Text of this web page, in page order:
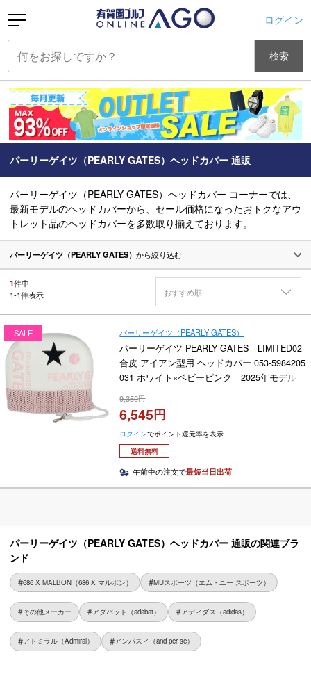
ログイン
検索
パーリーゲイツ（PEARLY GATES）ヘッドカバー 通販
パーリーゲイツ（PEARLY GATES）ヘッドカバー コーナーでは、
最新モデルのヘッドカバーから、セール価格になったおトクなアウ
トレット品のヘッドカバーを多数取り揃えております。
パーリーゲイツ（PEARLY GATES） から絞り込む
1件中
1-1件表示 おすすめ順
SALE パーリーゲイツ（PEARLY GATES）
パーリーゲイツ PEARLY GATES LIMITED02
合皮 アイアン型用 ヘッドカバー 053-5984205
031 ホワイト×ベビーピンク 2025年モデル
9,350
6,545
ログインでポイント還元率を表示
送料無料
午前中の注文で最短当日出荷
パーリーゲイツ（PEARLY GATES）ヘッドカバー 通販の関連ブラ
ンド
686 X MALBON（686 X マルボン） MUスポーツ（エム・ユー スポーツ）
その他メーカー アダバット（adabat） アディダス（adidas）
アドミラル（Admiral） アンパスィ（and per se）